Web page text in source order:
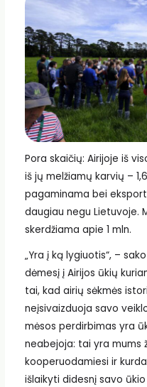
Pora skaičių: Airijoje iš
iš jų melžiamų karvių –
pagaminama bei
daugiau negu Lietuvoje.
skerdžiama apie 1 mln.
„Yra į ką lygiuotis“, –
dėmesį į Airijos ūkių
tai, kad airių sėkmės
neįsivaizduoja savo
mėsos perdirbimas yra
neabejoja: tai yra mums
kooperuodamiesi ir
išlaikyti didesnį savo